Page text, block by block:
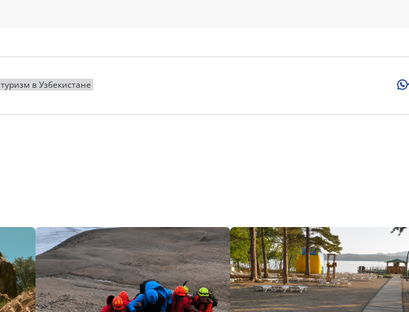
туризм в Узбекистане